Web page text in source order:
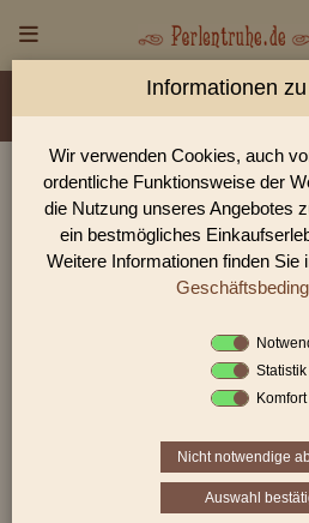
Material/Glassorte Sorte/Form
Lochdurchmesser
Perlen Shop für facettierte
transparent
In unserem Perlen Shop finden
Glasperlen facettiert transparent
Sie befinden sich in
transparent|
Informationen
Wir verwenden Cookies, auch
ordentliche Funktionsweise der
die Nutzung unseres Angebotes
ein bestmögliches
Weitere Informationen finden Sie
Statistik
Komfort
Nicht notwendige
Auswahl